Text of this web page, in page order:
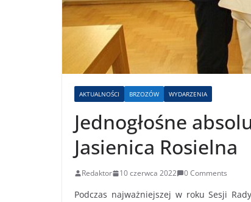
AKTUALNOŚCI BRZOZÓW WYDARZENIA
Jednogłośne
Jasienica Rosielna
Redaktor 10 czerwca 2022 0 Comments
Podczas najważniejszej w roku Sesji